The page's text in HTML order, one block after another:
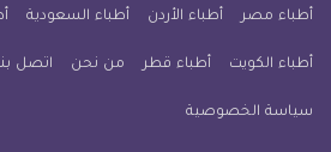
للآيفون
أطباء مصر أطباء الأردن أطباء السعودية
أطباء الكويت أطباء قطر من نحن اتصل
سياسة الخصوصية